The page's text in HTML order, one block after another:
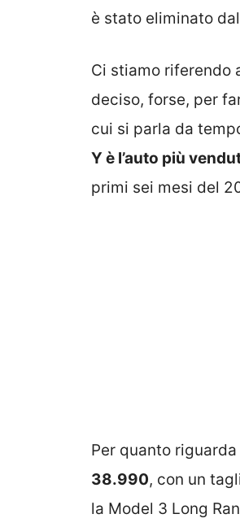
è stato eliminato
Ci stiamo riferendo
deciso, forse, per
cui si parla da
Y è l’auto più
primi sei mesi del
Per quanto
38.990, con un
la Model 3 Long